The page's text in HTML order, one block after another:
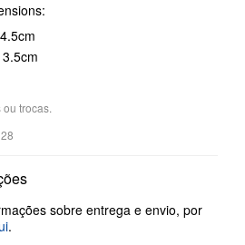
trocas.
sobre entrega e envio, por
.